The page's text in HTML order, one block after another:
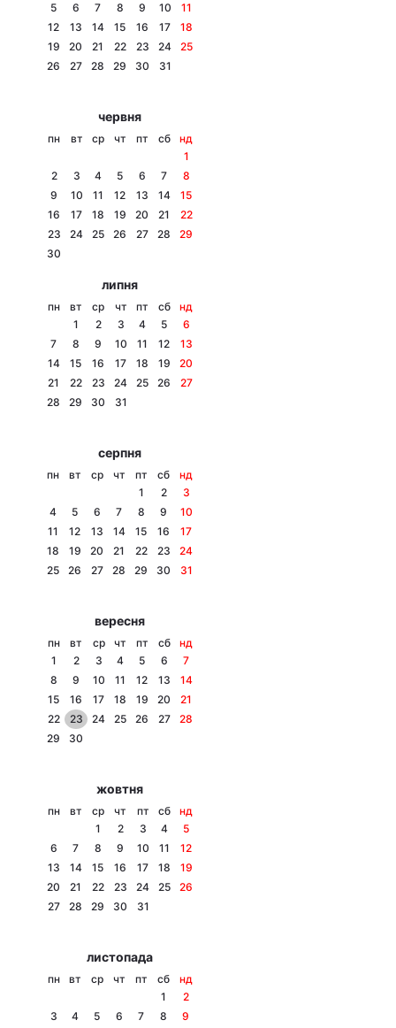
Спорт
Техно і зв'язок
Цікавинки
Екологія
Лонгріди
Інтерв'ю
Архів
Тема оформлення
5
6 7 8 9 10
11
12
13 14 15 16 17
18
19
20 21 22 23 24
25
26
27 28 29 30 31
червня
пн вт ср чт пт сб
нд
1
2
3 4 5 6 7
8
9
10 11 12 13 14
15
16
17 18 19 20 21
22
23
24 25 26 27 28
29
30
липня
пн вт ср чт пт сб
нд
1
2 3 4 5
6
7
8 9 10 11 12
13
14
15 16 17 18 19
20
21
22 23 24 25 26
27
28
29 30 31
серпня
пн вт ср чт пт сб
нд
1
2
3
4
5 6 7 8 9
10
11
12 13 14 15 16
17
18
19 20 21 22 23
24
25
26 27 28 29 30 31
вересня
пн вт ср чт пт сб
нд
1
2 3 4 5 6
7
8
9 10 11 12 13
14
15
16 17 18 19 20
21
22
23 24 25 26 27
28
29
30
жовтня
пн вт ср чт пт сб
нд
1
2 3 4
5
6
7 8 9 10 11
12
13
14 15 16 17 18
19
20
21 22 23 24 25
26
27
28 29 30 31
листопада
пн вт ср чт пт сб
нд
1
2
3
4 5 6 7 8
9